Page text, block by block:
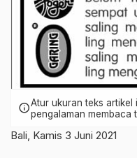
infoAtur ukuran teks artikel
pengalaman membaca
Bali, Kamis 3 Juni 2021